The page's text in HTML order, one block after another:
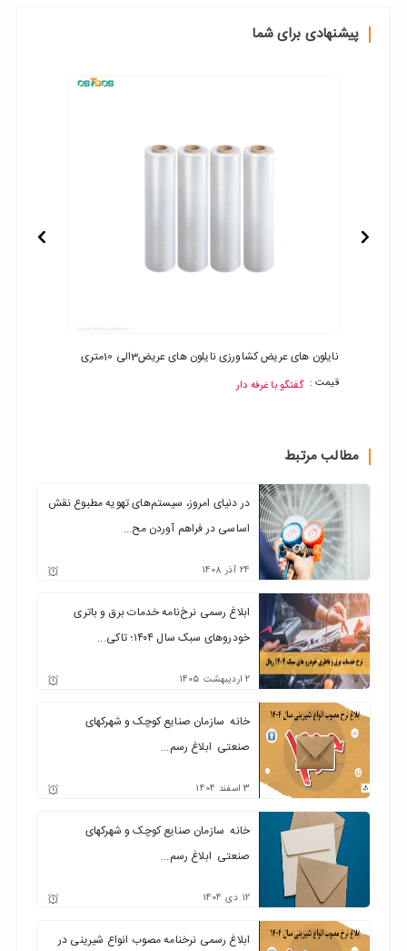
پیشنهادی برای شما
نایلون های عریض کشاورزی نایلون های عریض3الی 10متری
قیمت : گفتگو با غرفه دار
مطالب مرتبط
در دنیای امروز، سیستم‌های تهویه مطبوع نقش
اساسی در فراهم آوردن مح...
24 آذر 1408
ابلاغ رسمی نرخ‌نامه خدمات برق و باتری
خودروهای سبک سال ۱۴۰۴؛ تاکی...
2 اردیبهشت 1405
خانه سازمان صنایع کوچک و شهرکهای
صنعتی ابلاغ رسم...
3 اسفند 1404
خانه سازمان صنایع کوچک و شهرکهای
صنعتی ابلاغ رسم...
12 دی 1404
ابلاغ رسمی نرخنامه مصوب انواع شیرینی در